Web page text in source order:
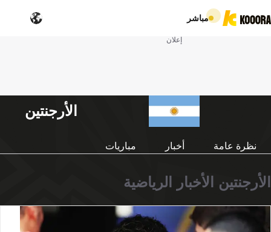
مباشر
إعلان
الأرجنتين
نظرة عامة أخبار مباريات
الأرجنتين الأخبار الرياضية